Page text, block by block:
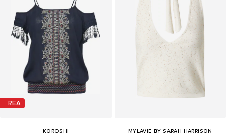
REA
KOROSHI
MYLAVIE BY SARAH HARRISON